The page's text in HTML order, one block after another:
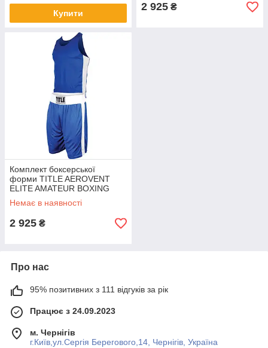
Купити
2 925 ₴
Комплект боксерської
форми TITLE AEROVENT
ELITE AMATEUR BOXING
SET - ORIGINAL
Немає в наявності
2 925 ₴
Про нас
95% позитивних з 111 відгуків за рік
Працює з 24.09.2023
м. Чернігів
г.Київ,ул.Сергiя Берегового,14, Чернігів, Україна